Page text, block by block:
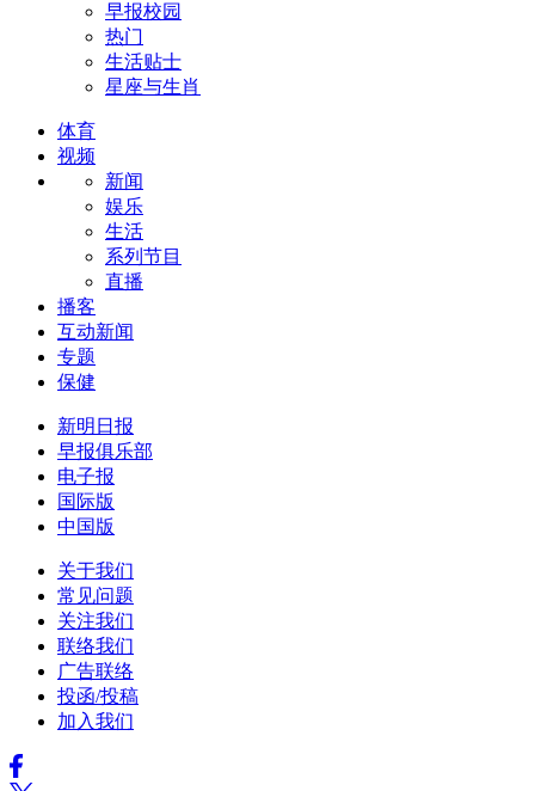
早报校园
热门
生活贴士
星座与生肖
体育
视频
新闻
娱乐
生活
系列节目
直播
播客
互动新闻
专题
保健
新明日报
早报俱乐部
电子报
国际版
中国版
关于我们
常见问题
关注我们
联络我们
广告联络
投函/投稿
加入我们